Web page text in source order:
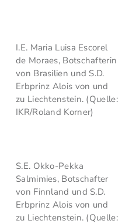
I.E. Maria Luisa Escorel
de Moraes, Botschafterin
von Brasilien und S.D.
Erbprinz Alois von und
zu Liechtenstein. (Quelle:
IKR/Roland Korner)
S.E. Okko-Pekka
Salmimies, Botschafter
von Finnland und S.D.
Erbprinz Alois von und
zu Liechtenstein. (Quelle: